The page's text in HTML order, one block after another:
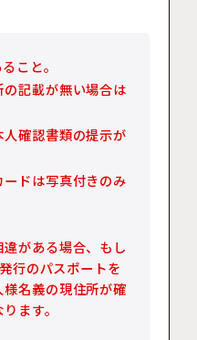
こと。
記載が無い場合は
確認書類の提示が
ドは写真付きのみ
がある場合、もし
行のパスポートを
名義の現住所が確
ます。